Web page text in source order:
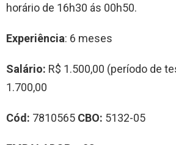
horário de 16h30 ás 00h50.
Experiência: 6 meses
Salário: R$ 1.500,00 (período de
1.700,00
Cód: 7810565 CBO: 5132-05